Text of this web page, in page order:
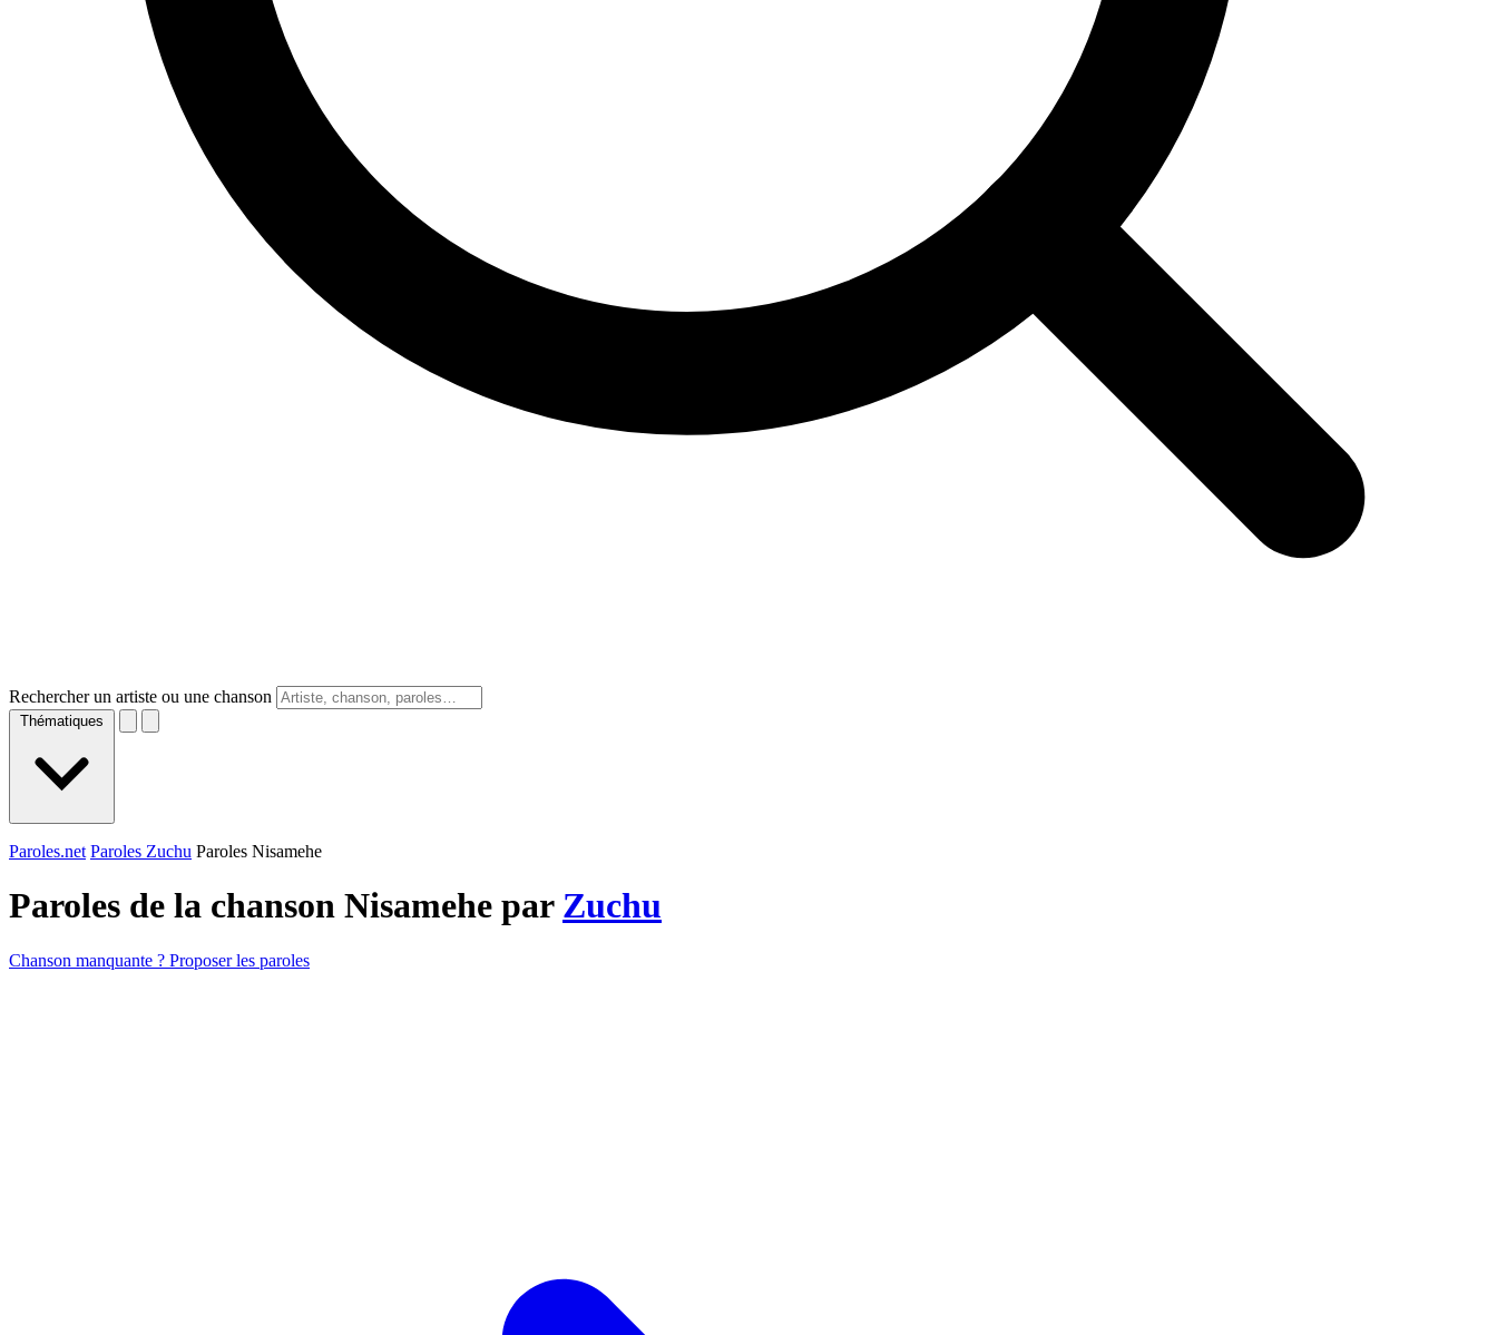
Rechercher un artiste ou une chanson
Thématiques
Paroles.net Paroles Zuchu Paroles Nisamehe
Paroles de la chanson Nisamehe par Zuchu
Chanson manquante ? Proposer les paroles